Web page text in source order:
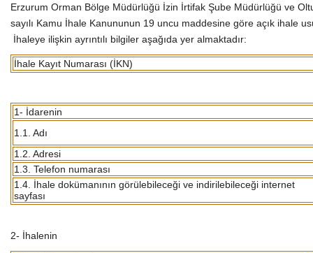
Erzurum Orman Bölge Müdürlüğü İzin İrtifak Şube Müdürlüğü ve
sayılı Kamu İhale Kanununun 19 uncu maddesine göre açık ihale
İhaleye ilişkin ayrıntılı bilgiler aşağıda yer almaktadır:
İhale Kayıt Numarası (İKN)
1- İdarenin
1.1. Adı
1.2. Adresi
1.3. Telefon numarası
1.4. İhale dokümanının görülebileceği ve indirilebileceği internet
sayfası
2- İhalenin